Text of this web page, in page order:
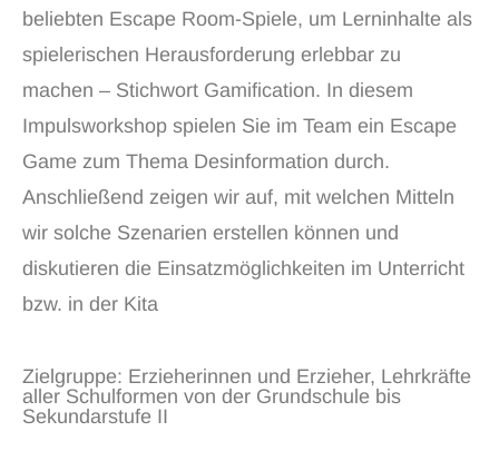
beliebten Escape Room-Spiele, um Lerninhalte als
spielerischen Herausforderung erlebbar zu
machen – Stichwort Gamification. In diesem
Impulsworkshop spielen Sie im Team ein Escape
Game zum Thema Desinformation durch.
Anschließend zeigen wir auf, mit welchen Mitteln
wir solche Szenarien erstellen können und
diskutieren die Einsatzmöglichkeiten im Unterricht
bzw. in der Kita
Zielgruppe: Erzieherinnen und Erzieher, Lehrkräfte
aller Schulformen von der Grundschule bis
Sekundarstufe II